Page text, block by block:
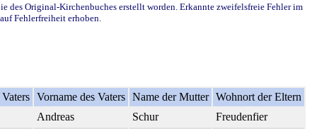
Original-Kirchenbuches erstellt worden. Erkannte zweifelsfreie Fehler im
Fehlerfreiheit erhoben.
Vorname des Vaters Name der Mutter Wohnort der Eltern
Andreas Schur
Freudenfier